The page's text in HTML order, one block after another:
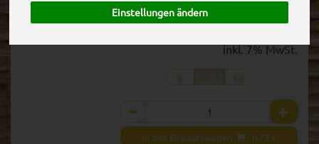
Einstellungen ändern
inkl. 7% MwSt.
g Stück Kg
Anzahl
In den Einkaufswagen 0,73 €